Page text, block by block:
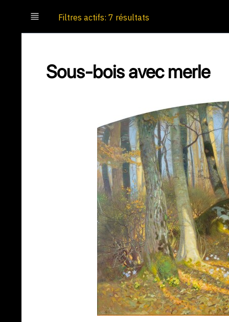
Filtres actifs: 7 résultats
Sous-bois avec merle